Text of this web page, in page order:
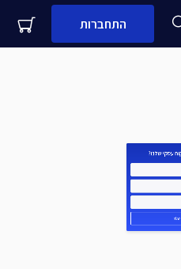
התחברות